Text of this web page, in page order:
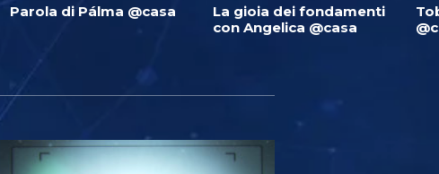
Parola di Pálma @casa
La gioia dei fondamenti
con Angelica @casa